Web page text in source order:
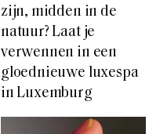
zijn, midden in de
natuur? Laat je
verwennen in een
gloednieuwe luxespa
in Luxemburg